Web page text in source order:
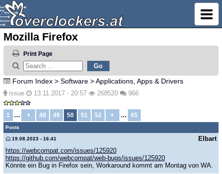
Mozilla Firefox
Print Page
Forum Index > Software >Applications, Apps & Drivers
issue 13.11.2017 - 20:57 268520 966
1 … 48 49 50 51 52 … 65
Posts
Elbart
19.08.2023 - 16:41
https://webcompat.com/issues/125920
https://github.com/webcompat/web-bugs/issues/125920
Könnte ein Bug in Firefox sein, Workaround kommt am Montag von WA.